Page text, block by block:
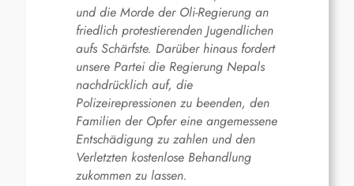
und die Morde der Oli-Regierung an
friedlich protestierenden Jugendlichen
aufs Schärfste. Darüber hinaus fordert
unsere Partei die Regierung Nepals
nachdrücklich auf, die
Polizeirepressionen zu beenden, den
Familien der Opfer eine angemessene
Entschädigung zu zahlen und den
Verletzten kostenlose Behandlung
zukommen zu lassen.